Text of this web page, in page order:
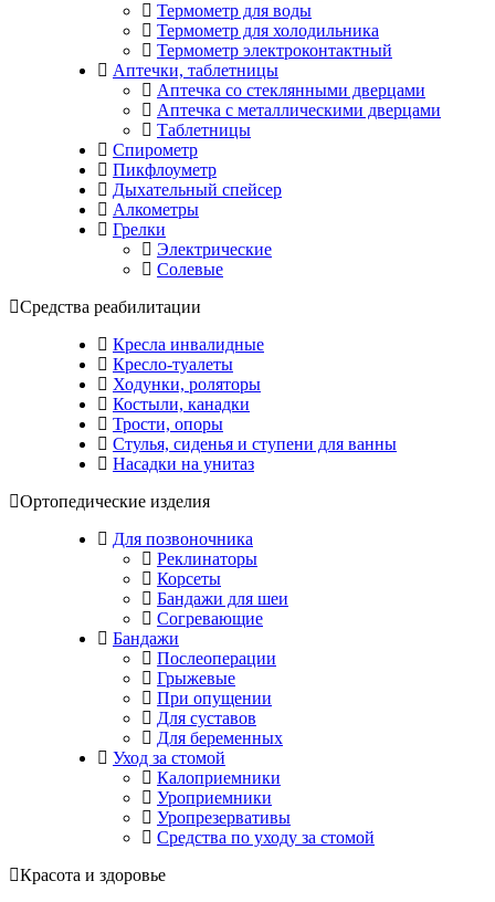
Термометр для воды
Термометр для холодильника
Термометр электроконтактный
Аптечки, таблетницы
Аптечка со стеклянными дверцами
Аптечка с металлическими дверцами
Таблетницы
Спирометр
Пикфлоуметр
Дыхательный спейсер
Алкометры
Грелки
Электрические
Солевые
Средства реабилитации
Кресла инвалидные
Кресло-туалеты
Ходунки, роляторы
Костыли, канадки
Трости, опоры
Стулья, сиденья и ступени для ванны
Насадки на унитаз
Ортопедические изделия
Для позвоночника
Реклинаторы
Корсеты
Бандажи для шеи
Согревающие
Бандажи
Послеоперации
Грыжевые
При опущении
Для суставов
Для беременных
Уход за стомой
Калоприемники
Уроприемники
Уропрезервативы
Средства по уходу за стомой
Красота и здоровье